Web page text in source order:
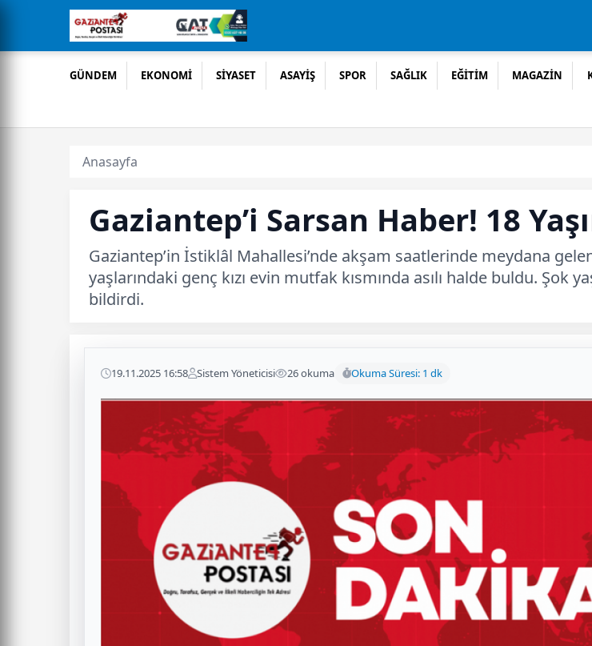
GÜNDEM EKONOMİ SİYASET ASAYİŞ SPOR SAĞLIK EĞİTİM MAGAZİN
Anasayfa
Gaziantep’i Sarsan Haber! 18
Gaziantep’in İstiklâl Mahallesi’nde akşam saatlerinde meydana
yaşlarındaki genç kızı evin mutfak kısmında asılı halde buldu.
bildirdi.
19.11.2025 16:58 Sistem Yöneticisi 26 okuma Okuma Süresi: 1 dk